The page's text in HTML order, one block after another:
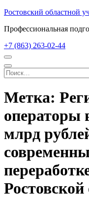
Перейти
содержимому
Enter)
Ростовский областной
Профессиональная
+7 (863) 263-02-44
Найти:
Метка:
операторы
млрд
Ростовской